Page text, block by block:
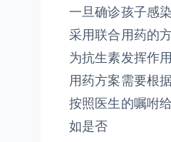
一旦确诊孩子感
采用联合用药的
为抗生素发挥作
用药方案需要根
按照医生的嘱咐
如是否